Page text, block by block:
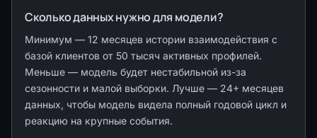
Сколько данных нужно для модели?
Минимум — 12 месяцев истории взаимодействия с
базой клиентов от 50 тысяч активных профилей.
Меньше — модель будет нестабильной из-за
сезонности и малой выборки. Лучше — 24+ месяцев
данных, чтобы модель видела полный годовой цикл и
реакцию на крупные события.